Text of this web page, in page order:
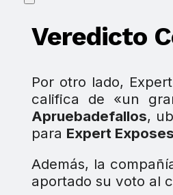
Veredicto
Por otro lado,
califica de «un
Apruebadefallos,
para Expert
Además, la
aportado su voto al